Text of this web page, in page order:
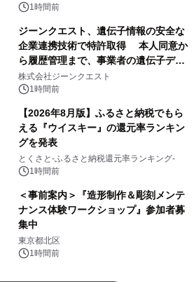
1時間前
ジーンクエスト、遺伝子情報の安全な
企業連携技術で特許取得 本人同意か
ら履歴管理まで、事業者の遺伝子デー
タ活用を支援
株式会社ジーンクエスト
1時間前
【2026年8月版】ふるさと納税でもら
える『ウイスキー』の還元率ランキン
グを発表
とくさと-ふるさと納税還元率ランキング-
1時間前
＜事前案内＞『造形制作＆彫刻メンテ
ナンス体験ワークショップ』参加者募
集中
東京都北区
1時間前